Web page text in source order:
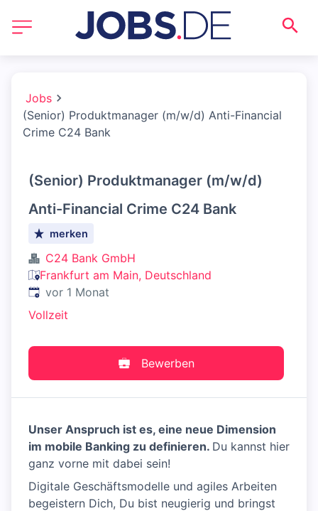
Jobs
(Senior) Produktmanager (m/w/d) Anti-Financial
Crime C24 Bank
(Senior) Produktmanager (m/w/d)
Anti-Financial Crime C24 Bank
merken
C24 Bank GmbH
Frankfurt am Main, Deutschland
Veröffentlicht:
vor 1 Monat
Vollzeit
Bewerben
Unser Anspruch ist es, eine neue Dimension
im mobile Banking zu definieren. Du kannst hier
ganz vorne mit dabei sein!
Digitale Geschäftsmodelle und agiles Arbeiten
begeistern Dich, Du bist neugierig und bringst